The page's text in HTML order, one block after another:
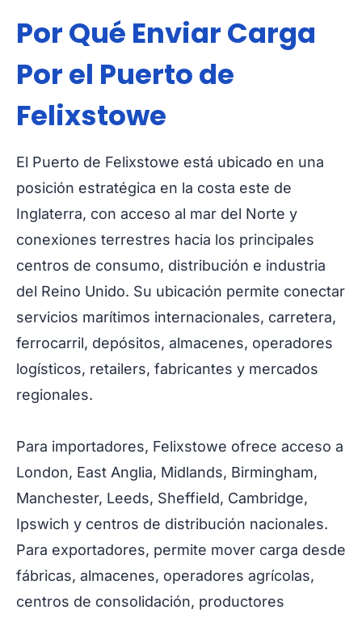
Por Qué Enviar Carga
Por el Puerto de
Felixstowe
El Puerto de Felixstowe está ubicado en una
posición estratégica en la costa este de
Inglaterra, con acceso al mar del Norte y
conexiones terrestres hacia los principales
centros de consumo, distribución e industria
del Reino Unido. Su ubicación permite conectar
servicios marítimos internacionales, carretera,
ferrocarril, depósitos, almacenes, operadores
logísticos, retailers, fabricantes y mercados
regionales.
Para importadores, Felixstowe ofrece acceso a
London, East Anglia, Midlands, Birmingham,
Manchester, Leeds, Sheffield, Cambridge,
Ipswich y centros de distribución nacionales.
Para exportadores, permite mover carga desde
fábricas, almacenes, operadores agrícolas,
centros de consolidación, productores